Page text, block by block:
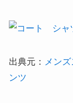
出典元： メン
ンツ